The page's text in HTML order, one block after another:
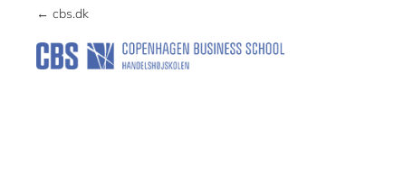
primary
main
← cbs.dk